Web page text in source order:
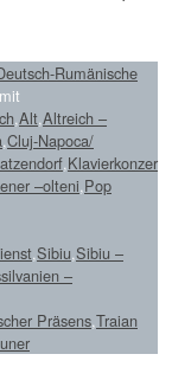
Rumänische
,Alt,Altreich –
,Cluj-Napoca/
,Klavierkonzer
–olteni,Pop
,Sibiu,Sibiu –
–
Präsens,Traian